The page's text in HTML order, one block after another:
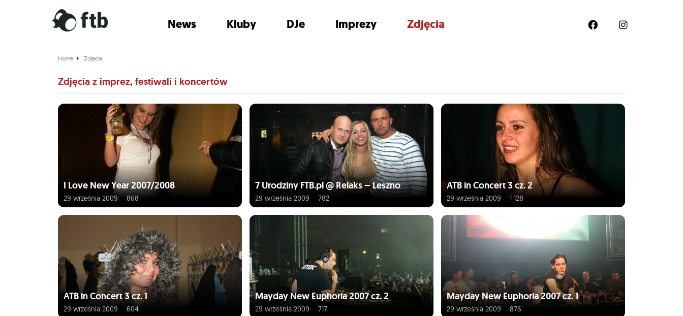
News Kluby DJe Imprezy Zdjęcia
Home Zdjęcia
Zdjęcia z imprez, festiwali i koncertów
I Love New Year 2007/2008
29 września 2009 868
7 Urodziny FTB.pl @ Relaks – Leszno
29 września 2009 782
ATB in Concert 3 cz. 2
29 września 2009 1 128
ATB in Concert 3 cz. 1
29 września 2009 604
Mayday New Euphoria 2007 cz. 2
29 września 2009 717
Mayday New Euphoria 2007 cz. 1
29 września 2009 876